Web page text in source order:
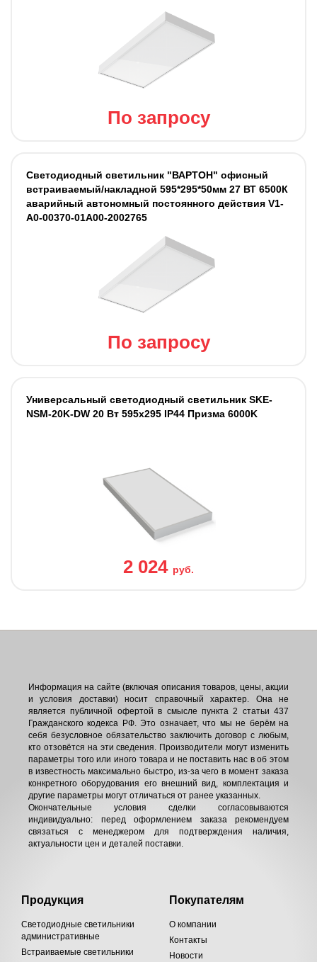
По запросу
Светодиодный светильник "ВАРТОН" офисный
встраиваемый/накладной 595*295*50мм 27 ВТ 6500К
аварийный автономный постоянного действия V1-
A0-00370-01A00-2002765
По запросу
Универсальный светодиодный светильник SKE-
NSM-20K-DW 20 Вт 595x295 IP44 Призма 6000K
2 024 руб.
Информация на сайте (включая описания товаров, цены, акции
и условия доставки) носит справочный характер. Она не
является публичной офертой в смысле пункта 2 статьи 437
Гражданского кодекса РФ. Это означает, что мы не берём на
себя безусловное обязательство заключить договор с любым,
кто отзовётся на эти сведения. Производители могут изменить
параметры того или иного товара и не поставить нас в об этом
в известность максимально быстро, из-за чего в момент заказа
конкретного оборудования его внешний вид, комплектация и
другие параметры могут отличаться от ранее указанных.
Окончательные условия сделки согласовываются
индивидуально: перед оформлением заказа рекомендуем
связаться с менеджером для подтверждения наличия,
актуальности цен и деталей поставки.
Продукция
Светодиодные светильники
административные
Встраиваемые светильники
Покупателям
О компании
Контакты
Новости